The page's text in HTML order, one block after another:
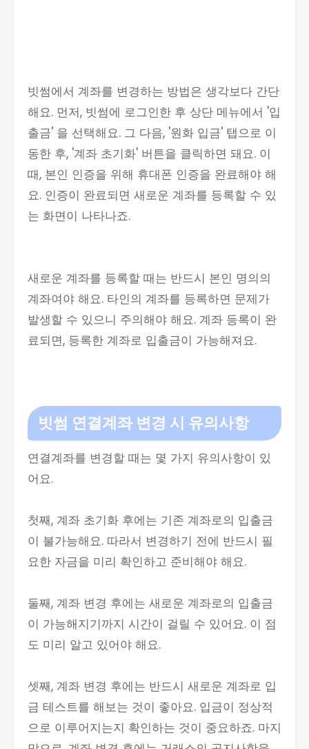
빗썸에서 계좌를 변경하는 방법은 생각보다 간단
해요. 먼저, 빗썸에 로그인한 후 상단 메뉴에서 '입
출금' 을 선택해요. 그 다음, '원화 입금' 탭으로 이
동한 후, '계좌 초기화' 버튼을 클릭하면 돼요. 이
때, 본인 인증을 위해 휴대폰 인증을 완료해야 해
요. 인증이 완료되면 새로운 계좌를 등록할 수 있
는 화면이 나타나죠.
새로운 계좌를 등록할 때는 반드시 본인 명의의
계좌여야 해요. 타인의 계좌를 등록하면 문제가
발생할 수 있으니 주의해야 해요. 계좌 등록이 완
료되면, 등록한 계좌로 입출금이 가능해져요.
빗썸 연결계좌 변경 시 유의사항
연결계좌를 변경할 때는 몇 가지 유의사항이 있
어요.
첫째, 계좌 초기화 후에는 기존 계좌로의 입출금
이 불가능해요. 따라서 변경하기 전에 반드시 필
요한 자금을 미리 확인하고 준비해야 해요.
둘째, 계좌 변경 후에는 새로운 계좌로의 입출금
이 가능해지기까지 시간이 걸릴 수 있어요. 이 점
도 미리 알고 있어야 해요.
셋째, 계좌 변경 후에는 반드시 새로운 계좌로 입
금 테스트를 해보는 것이 좋아요. 입금이 정상적
으로 이루어지는지 확인하는 것이 중요하죠. 마지